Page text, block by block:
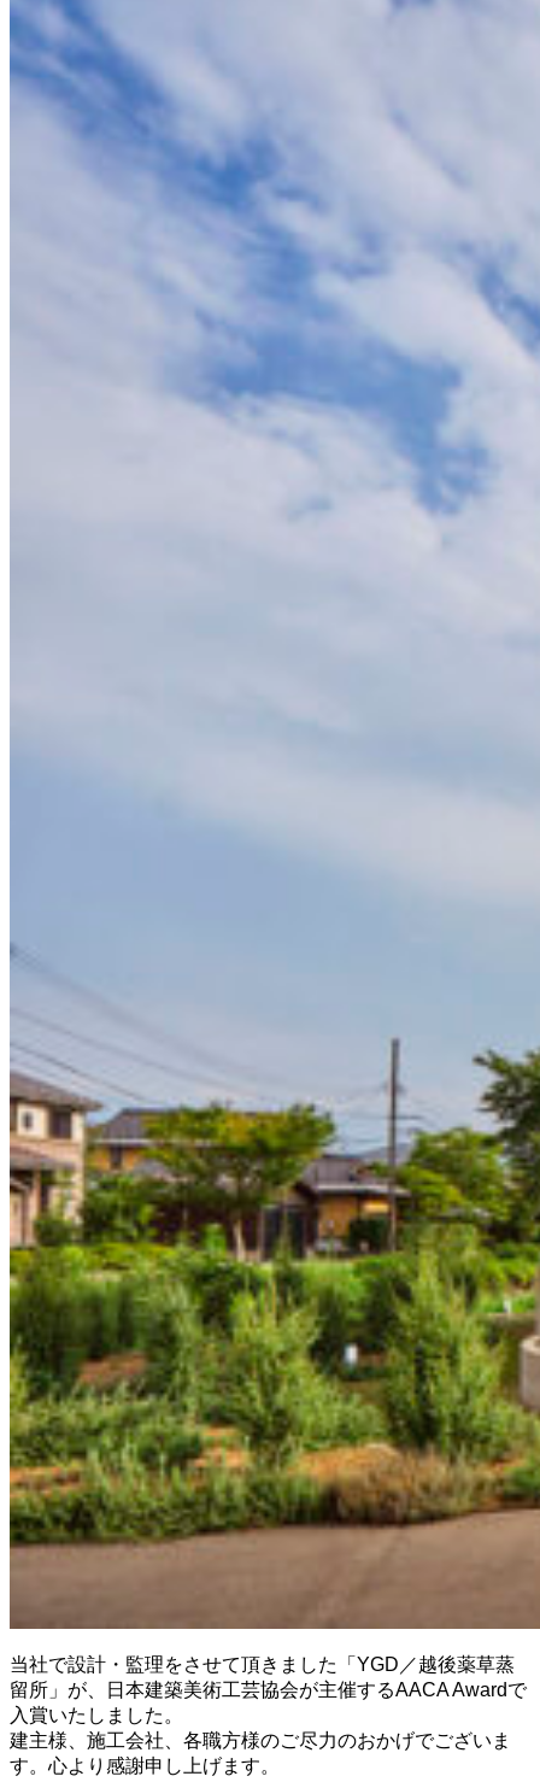
当社で設計・監理をさせて頂きました「YGD／越後薬草蒸
留所」が、日本建築美術工芸協会が主催するAACA Awardで
入賞いたしました。
建主様、施工会社、各職方様のご尽力のおかげでございま
す。心より感謝申し上げます。